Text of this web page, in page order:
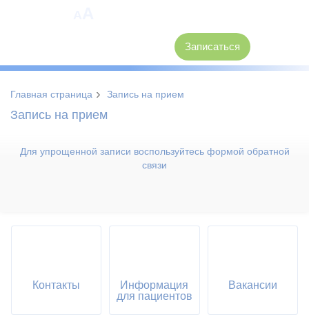
Записаться
Главная страница › Запись на прием
Запись на прием
Для упрощенной записи воспользуйтесь формой обратной
связи
Контакты
Информация
для пациентов
Вакансии